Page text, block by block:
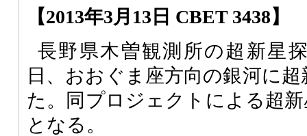
【2013年3月13日 CBET 3438】
長野県木曽観測所の超新星
日、おおぐま座方向の銀河に超
た。同プロジェクトによる超
となる。